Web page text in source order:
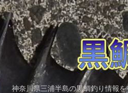
神奈川県三浦半島の黒鯛釣り情報